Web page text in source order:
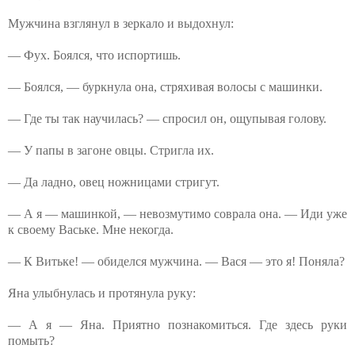
Мужчина взглянул в зеркало и выдохнул:
— Фух. Боялся, что испортишь.
— Боялся, — буркнула она, стряхивая волосы с машинки.
— Где ты так научилась? — спросил он, ощупывая голову.
— У папы в загоне овцы. Стригла их.
— Да ладно, овец ножницами стригут.
— А я — машинкой, — невозмутимо соврала она. — Иди уже
к своему Ваське. Мне некогда.
— К Витьке! — обиделся мужчина. — Вася — это я! Поняла?
Яна улыбнулась и протянула руку:
— А я — Яна. Приятно познакомиться. Где здесь руки
помыть?